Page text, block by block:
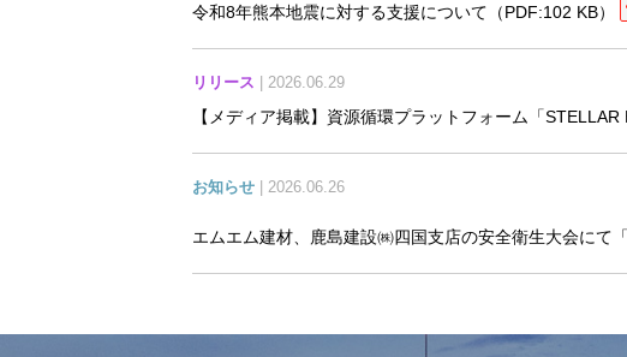
令和8年熊本地震に対する支援について （PDF:102 KB）
リリース | 2026.06.29
【メディア掲載】資源循環プラットフォーム「
お知らせ | 2026.06.26
エムエム建材、鹿島建設㈱四国支店の安全衛生大会にて